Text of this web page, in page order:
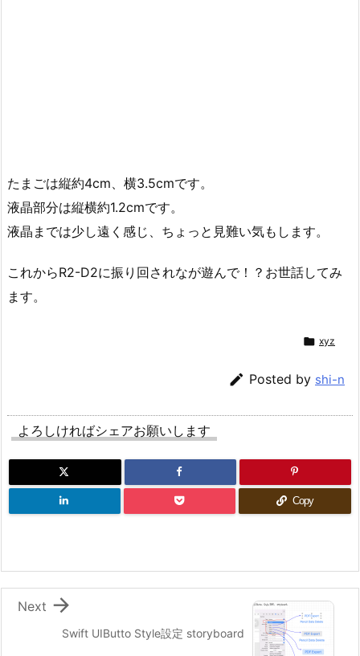
たまごは縦約4cm、横3.5cmです。
液晶部分は縦横約1.2cmです。
液晶までは少し遠く感じ、ちょっと見難い気もします。
これからR2-D2に振り回されなが遊んで！？お世話してみ
ます。
 xyz
 Posted by shi-n
よろしければシェアお願いします
Copy
Swift UIButto Style設定 storyboard

Next